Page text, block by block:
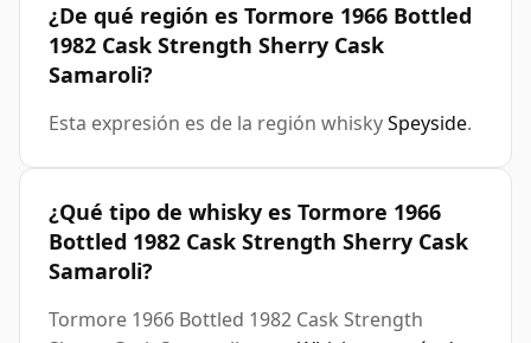
¿De qué región es Tormore 1966 Bottled
1982 Cask Strength Sherry Cask
Samaroli?
Esta expresión es de la región whiskySpeyside.
¿Qué tipo de whisky es Tormore 1966
Bottled 1982 Cask Strength Sherry Cask
Samaroli?
Tormore 1966 Bottled 1982 Cask Strength